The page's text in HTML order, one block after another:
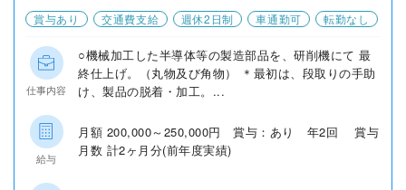
賞与あり
交通費支給 週休2日制 車通勤可 転勤なし
仕事内容
○機械加工した半導体等の製造部品を、研削機にて 最
終仕上げ。（丸物及び角物） ＊最初は、段取りの手助
け、製品の脱着・加工。...
給与
月額 200,000～250,000円 賞与：あり 年2回 賞与
月数 計2ヶ月分(前年度実績)